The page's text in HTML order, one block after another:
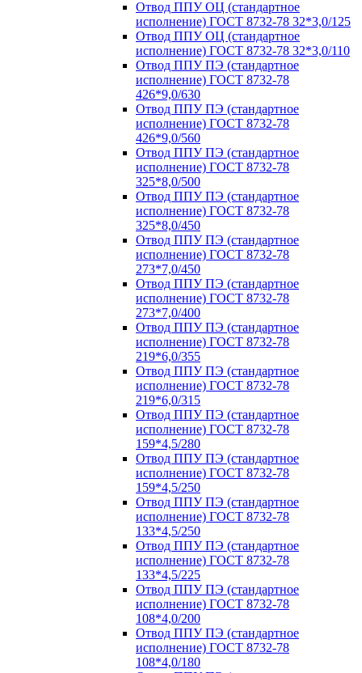
Отвод ППУ ОЦ (стандартное
исполнение) ГОСТ 8732-78 32*3,0/125
Отвод ППУ ОЦ (стандартное
исполнение) ГОСТ 8732-78 32*3,0/110
Отвод ППУ ПЭ (стандартное
исполнение) ГОСТ 8732-78
426*9,0/630
Отвод ППУ ПЭ (стандартное
исполнение) ГОСТ 8732-78
426*9,0/560
Отвод ППУ ПЭ (стандартное
исполнение) ГОСТ 8732-78
325*8,0/500
Отвод ППУ ПЭ (стандартное
исполнение) ГОСТ 8732-78
325*8,0/450
Отвод ППУ ПЭ (стандартное
исполнение) ГОСТ 8732-78
273*7,0/450
Отвод ППУ ПЭ (стандартное
исполнение) ГОСТ 8732-78
273*7,0/400
Отвод ППУ ПЭ (стандартное
исполнение) ГОСТ 8732-78
219*6,0/355
Отвод ППУ ПЭ (стандартное
исполнение) ГОСТ 8732-78
219*6,0/315
Отвод ППУ ПЭ (стандартное
исполнение) ГОСТ 8732-78
159*4,5/280
Отвод ППУ ПЭ (стандартное
исполнение) ГОСТ 8732-78
159*4,5/250
Отвод ППУ ПЭ (стандартное
исполнение) ГОСТ 8732-78
133*4,5/250
Отвод ППУ ПЭ (стандартное
исполнение) ГОСТ 8732-78
133*4,5/225
Отвод ППУ ПЭ (стандартное
исполнение) ГОСТ 8732-78
108*4,0/200
Отвод ППУ ПЭ (стандартное
исполнение) ГОСТ 8732-78
108*4,0/180